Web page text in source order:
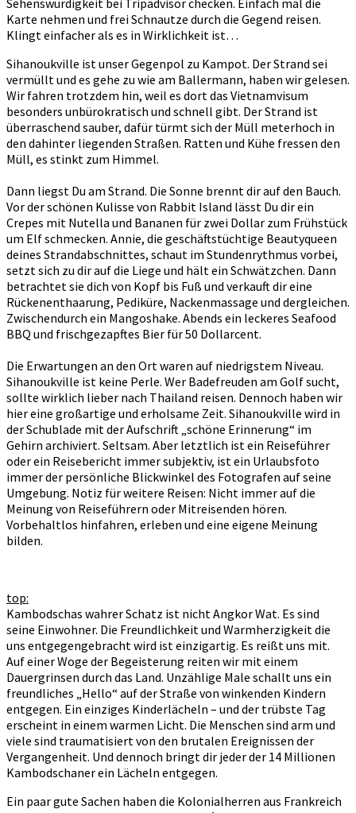
Karte nehmen und frei Schnautze durch die Gegend reisen.
Klingt einfacher als es in Wirklichkeit ist…
Sihanoukville ist unser Gegenpol zu Kampot. Der Strand sei
vermüllt und es gehe zu wie am Ballermann, haben wir gelesen.
Wir fahren trotzdem hin, weil es dort das Vietnamvisum
besonders unbürokratisch und schnell gibt. Der Strand ist
überraschend sauber, dafür türmt sich der Müll meterhoch in
den dahinter liegenden Straßen. Ratten und Kühe fressen den
Müll, es stinkt zum Himmel.
Dann liegst Du am Strand. Die Sonne brennt dir auf den Bauch.
Vor der schönen Kulisse von Rabbit Island lässt Du dir ein
Crepes mit Nutella und Bananen für zwei Dollar zum Frühstück
um Elf schmecken. Annie, die geschäftstüchtige Beautyqueen
deines Strandabschnittes, schaut im Stundenrythmus vorbei,
setzt sich zu dir auf die Liege und hält ein Schwätzchen. Dann
betrachtet sie dich von Kopf bis Fuß und verkauft dir eine
Rückenenthaarung, Pediküre, Nackenmassage und dergleichen.
Zwischendurch ein Mangoshake. Abends ein leckeres Seafood
BBQ und frischgezapftes Bier für 50 Dollarcent.
Die Erwartungen an den Ort waren auf niedrigstem Niveau.
Sihanoukville ist keine Perle. Wer Badefreuden am Golf sucht,
sollte wirklich lieber nach Thailand reisen. Dennoch haben wir
hier eine großartige und erholsame Zeit. Sihanoukville wird in
der Schublade mit der Aufschrift „schöne Erinnerung“ im
Gehirn archiviert. Seltsam. Aber letztlich ist ein Reiseführer
oder ein Reisebericht immer subjektiv, ist ein Urlaubsfoto
immer der persönliche Blickwinkel des Fotografen auf seine
Umgebung. Notiz für weitere Reisen: Nicht immer auf die
Meinung von Reiseführern oder Mitreisenden hören.
Vorbehaltlos hinfahren, erleben und eine eigene Meinung
bilden.
top:
Kambodschas wahrer Schatz ist nicht Angkor Wat. Es sind
seine Einwohner. Die Freundlichkeit und Warmherzigkeit die
uns entgegengebracht wird ist einzigartig. Es reißt uns mit.
Auf einer Woge der Begeisterung reiten wir mit einem
Dauergrinsen durch das Land. Unzählige Male schallt uns ein
freundliches „Hello“ auf der Straße von winkenden Kindern
entgegen. Ein einziges Kinderlächeln – und der trübste Tag
erscheint in einem warmen Licht. Die Menschen sind arm und
viele sind traumatisiert von den brutalen Ereignissen der
Vergangenheit. Und dennoch bringt dir jeder der 14 Millionen
Kambodschaner ein Lächeln entgegen.
Ein paar gute Sachen haben die Kolonialherren aus Frankreich